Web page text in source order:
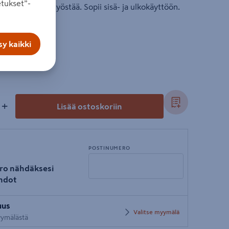
on helppo työstää. Sopii sisä- ja ulkokäyttöön.
+ Lisää ostoskoriin
nähdäksesi
POSTINUMERO
postinumero
Valitse myymälä
kaikki